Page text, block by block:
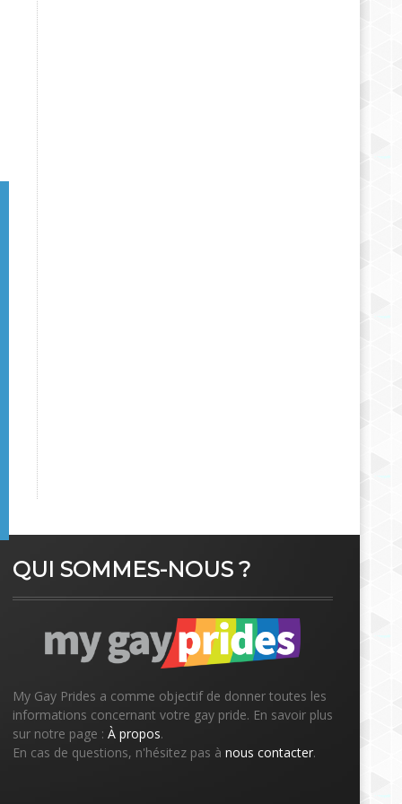
QUI SOMMES-NOUS ?
My Gay Prides a comme objectif de donner toutes les
informations concernant votre gay pride. En savoir plus
sur notre page : À propos.
En cas de questions, n'hésitez pas à nous contacter.